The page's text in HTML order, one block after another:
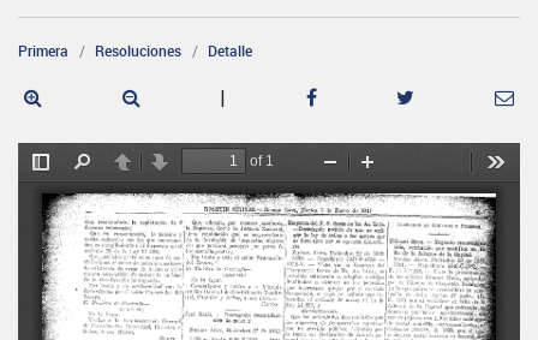
Primera Resoluciones Detalle
|